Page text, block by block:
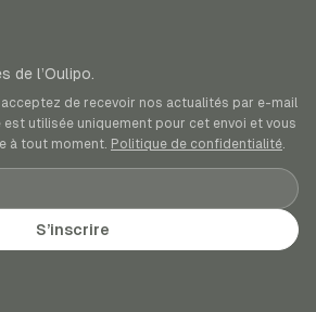
de l’Oulipo.
acceptez de recevoir nos actualités par e-mail
est utilisée uniquement pour cet envoi et vous
à tout moment. Politique de confidentialité.
S’inscrire